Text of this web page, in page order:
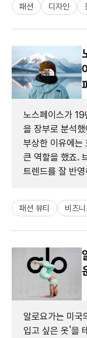
패션 디자인
노스페이스가 19
을 장부로 분석
부상한 이유에는
큰 역할을 했죠.
트렌드를 잘 반
패션 뷰티 비즈
알로요가는 미국
입고 싶은 옷'을